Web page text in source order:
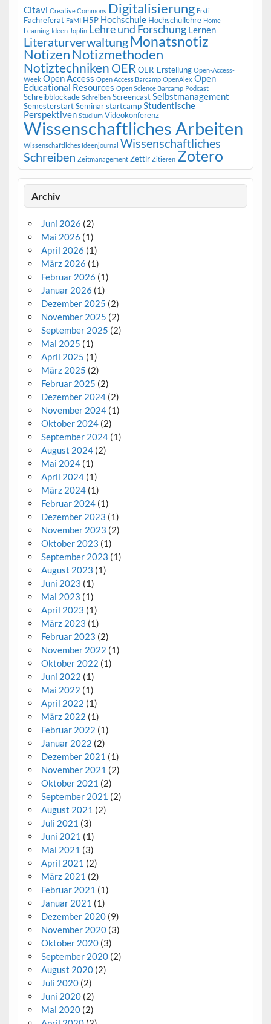
Citavi Creative Commons Digitalisierung Ersti
Fachreferat FaMI H5P Hochschule Hochschullehre Home-
Learning Ideen Joplin Lehre und Forschung Lernen
Literaturverwaltung Monatsnotiz
Notizen Notizmethoden
Notiztechniken OER OER-Erstellung Open-Access-
Week Open Access Open Access Barcamp OpenAlex Open
Educational Resources Open Science Barcamp Podcast
Schreibblockade Schreiben ScreencastSelbstmanagement
SemesterstartSeminarstartcampStudentische
Perspektiven Studium Videokonferenz
Wissenschaftliches Arbeiten
Wissenschaftliches Ideenjournal Wissenschaftliches
Schreiben Zeitmanagement Zettlr Zitieren Zotero
Archiv
Juni 2026 (2)
Mai 2026 (1)
April 2026 (1)
März 2026 (1)
Februar 2026 (1)
Januar 2026 (1)
Dezember 2025 (2)
November 2025 (2)
September 2025 (2)
Mai 2025 (1)
April 2025 (1)
März 2025 (2)
Februar 2025 (2)
Dezember 2024(2)
November 2024(1)
Oktober 2024(2)
September 2024(1)
August 2024(2)
Mai 2024(1)
April 2024(1)
März 2024(1)
Februar 2024(1)
Dezember 2023 (1)
November 2023 (2)
Oktober 2023 (1)
September 2023 (1)
August 2023 (1)
Juni 2023 (1)
Mai 2023 (1)
April 2023 (1)
März 2023 (1)
Februar 2023 (2)
November 2022 (1)
Oktober 2022 (1)
Juni 2022 (1)
Mai 2022 (1)
April 2022 (1)
März 2022 (1)
Februar 2022 (1)
Januar 2022 (2)
Dezember 2021 (1)
November 2021 (2)
Oktober 2021 (2)
September 2021 (2)
August 2021 (2)
Juli 2021 (3)
Juni 2021 (1)
Mai 2021 (3)
April 2021 (2)
März 2021 (2)
Februar 2021 (1)
Januar 2021 (1)
Dezember 2020(9)
November 2020(3)
Oktober 2020(3)
September 2020(2)
August 2020(2)
Juli 2020(2)
Juni 2020(2)
Mai 2020(2)